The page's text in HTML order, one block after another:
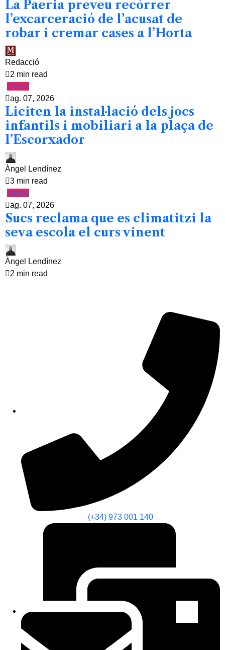
La Paeria preveu recòrrer
l’excarceració de l’acusat de
robar i cremar cases a l’Horta
Redacció
2 min read
Lleida
ag. 07, 2026
Liciten la instal·lació dels jocs
infantils i mobiliari a la plaça de
l’Escorxador
Àngel Lendínez
3 min read
Lleida
ag. 07, 2026
Sucs reclama que es climatitzi la
seva escola el curs vinent
Àngel Lendínez
2 min read
(+34) 973 001 140